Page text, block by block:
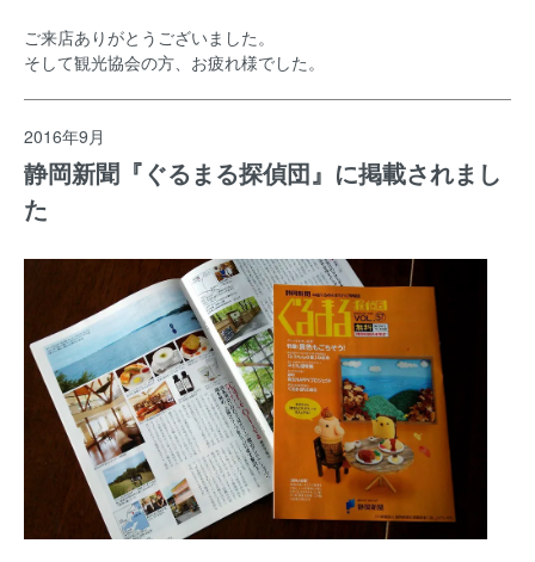
ご来店ありがとうございました。
そして観光協会の方、お疲れ様でした。
2016年9月
静岡新聞『ぐるまる探偵団』に掲載されまし
た